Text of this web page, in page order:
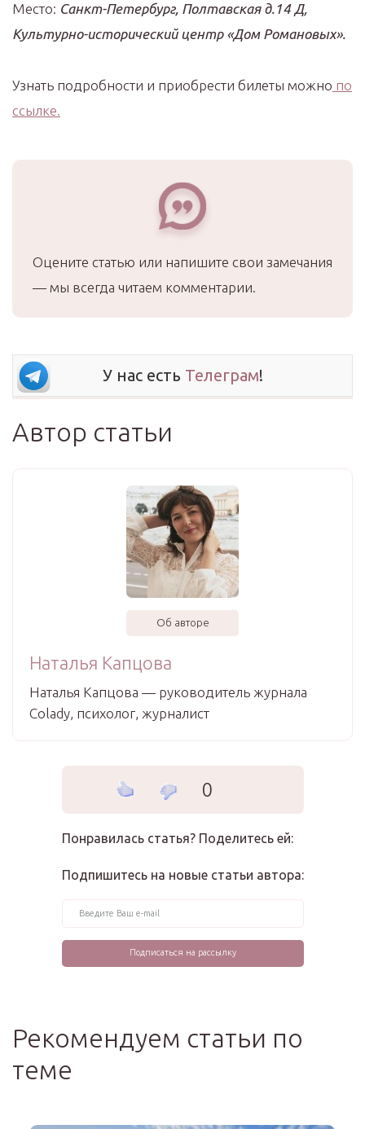
Место: Санкт-Петербург, Полтавская д.14 Д,
Культурно-исторический центр «Дом Романовых».
Узнать подробности и приобрести билеты можно по
ссылке.
Оцените статью или напишите свои замечания
— мы всегда читаем комментарии.
У нас есть Телеграм!
Автор статьи
Об авторе
Наталья Капцова
Наталья Капцова — руководитель журнала
Colady, психолог, журналист
0
Понравилась статья? Поделитесь ей:
Подпишитесь на новые статьи автора:
Рекомендуем статьи по
теме